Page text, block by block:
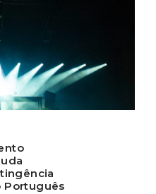
Português